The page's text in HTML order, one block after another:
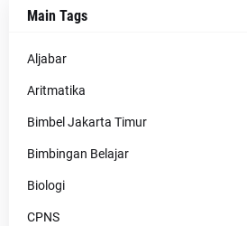
Main Tags
Aljabar
Aritmatika
Bimbel Jakarta Timur
Bimbingan Belajar
Biologi
CPNS